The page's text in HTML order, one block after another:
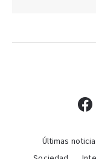
Últimas